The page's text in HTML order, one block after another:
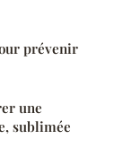
prévenir
une
sublimée